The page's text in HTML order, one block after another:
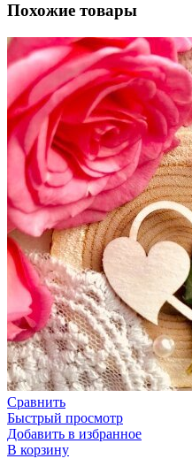
Похожие товары
Сравнить
Быстрый просмотр
Добавить в избранное
В корзину